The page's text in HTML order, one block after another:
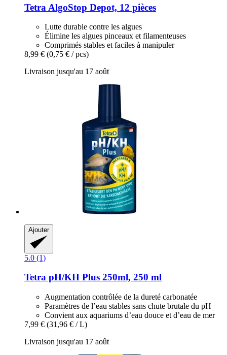
Tetra AlgoStop Depot, 12 pièces
Lutte durable contre les algues
Élimine les algues pinceaux et filamenteuses
Comprimés stables et faciles à manipuler
8,99 € (0,75 € / pcs)
Livraison jusqu'au 17 août
Ajouter
5.0 (1)
Tetra pH/KH Plus 250ml, 250 ml
Augmentation contrôlée de la dureté carbonatée
Paramètres de l’eau stables sans chute brutale du pH
Convient aux aquariums d’eau douce et d’eau de mer
7,99 € (31,96 € / L)
Livraison jusqu'au 17 août